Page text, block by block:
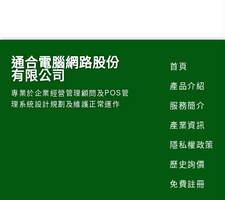
通合電腦網路股份
有限公司
專業於企業經營管理顧問及POS管
理系統設計規劃及維護正常運作
首頁
產品介紹
服務簡介
產業資訊
隱私權政策
歷史詢價
免費註冊